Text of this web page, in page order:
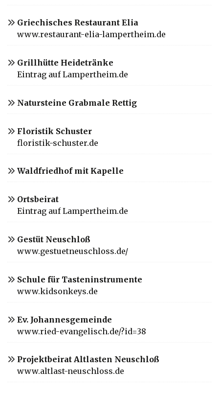
Griechisches Restaurant Elia
www.restaurant-elia-lampertheim.de
Grillhütte Heidetränke
Eintrag auf Lampertheim.de
Natursteine Grabmale Rettig
Floristik Schuster
floristik-schuster.de
Waldfriedhof mit Kapelle
Ortsbeirat
Eintrag auf Lampertheim.de
Gestüt Neuschloß
www.gestuetneuschloss.de/
Schule für Tasteninstrumente
www.kidsonkeys.de
Ev. Johannesgemeinde
www.ried-evangelisch.de/?id=38
Projektbeirat Altlasten Neuschloß
www.altlast-neuschloss.de